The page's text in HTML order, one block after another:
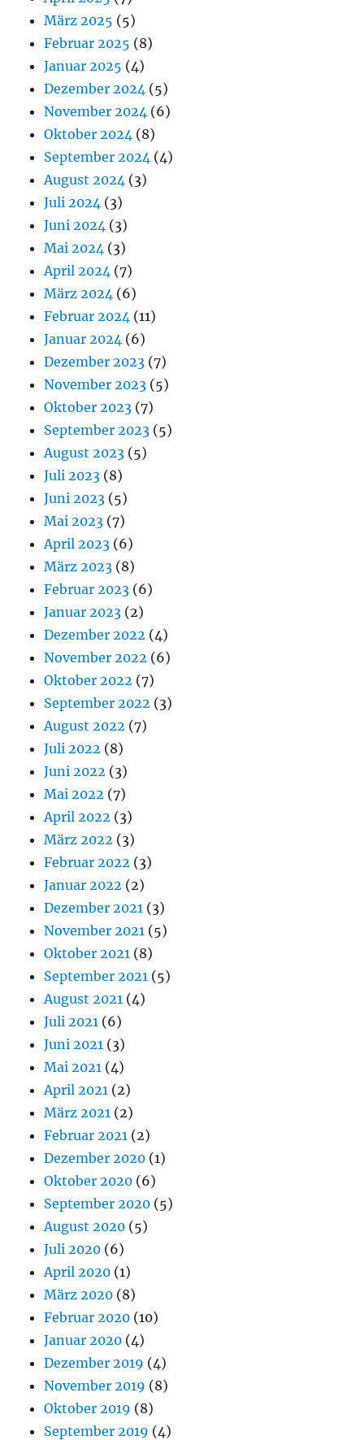
März 2025 (5)
Februar 2025 (8)
Januar 2025 (4)
Dezember 2024 (5)
November 2024 (6)
Oktober 2024 (8)
September 2024 (4)
August 2024 (3)
Juli 2024 (3)
Juni 2024 (3)
Mai 2024 (3)
April 2024 (7)
März 2024 (6)
Februar 2024 (11)
Januar 2024 (6)
Dezember 2023 (7)
November 2023 (5)
Oktober 2023 (7)
September 2023 (5)
August 2023 (5)
Juli 2023 (8)
Juni 2023 (5)
Mai 2023 (7)
April 2023 (6)
März 2023 (8)
Februar 2023 (6)
Januar 2023 (2)
Dezember 2022 (4)
November 2022 (6)
Oktober 2022 (7)
September 2022 (3)
August 2022 (7)
Juli 2022 (8)
Juni 2022 (3)
Mai 2022 (7)
April 2022 (3)
März 2022 (3)
Februar 2022 (3)
Januar 2022 (2)
Dezember 2021 (3)
November 2021 (5)
Oktober 2021 (8)
September 2021 (5)
August 2021 (4)
Juli 2021 (6)
Juni 2021 (3)
Mai 2021 (4)
April 2021 (2)
März 2021 (2)
Februar 2021 (2)
Dezember 2020 (1)
Oktober 2020 (6)
September 2020 (5)
August 2020 (5)
Juli 2020 (6)
April 2020 (1)
März 2020 (8)
Februar 2020 (10)
Januar 2020 (4)
Dezember 2019 (4)
November 2019 (8)
Oktober 2019 (8)
September 2019 (4)